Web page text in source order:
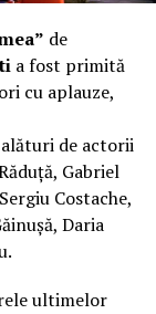
cu
conversație
bună dreptate.
g/cm³, față
un volum
din greutatea
și
asta se
de
a fost primită
cu aplauze,
de actorii
Gabriel
Costache,
Daria
ultimelor